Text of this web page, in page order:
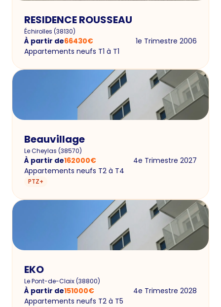
RESIDENCE ROUSSEAU
Échirolles (38130)
À partir de66430€
1e Trimestre 2006
Appartements neufs T1 à T1
Beauvillage
Le Cheylas (38570)
À partir de162000€
4e Trimestre 2027
Appartements neufs T2 à T4
PTZ+
EKO
Le Pont-de-Claix(38800)
À partir de151000€
4e Trimestre 2028
Appartements neufs T2 à T5